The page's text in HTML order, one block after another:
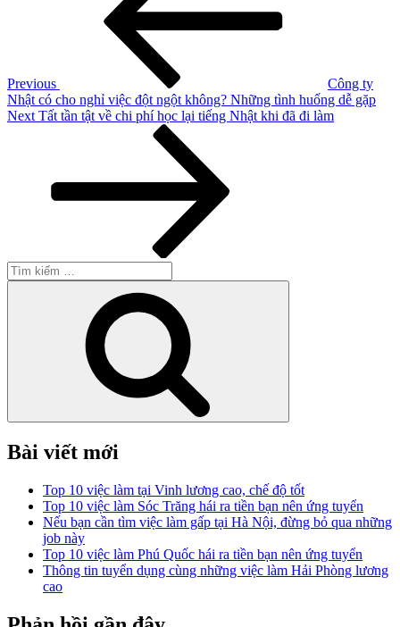
Previous
Công ty
Nhật có cho nghỉ việc đột ngột không? Những tình huống dễ gặp
Next
Next Tất tần tật về chi phí học lại tiếng Nhật khi đã đi làm
Tìm
kiếm:
Bài viết mới
Top 10 việc làm tại Vinh lương cao, chế độ tốt
Top 10 việc làm Sóc Trăng hái ra tiền bạn nên ứng tuyển
Nếu bạn cần tìm việc làm gấp tại Hà Nội, đừng bỏ qua những
job này
Top 10 việc làm Phú Quốc hái ra tiền bạn nên ứng tuyển
Thông tin tuyển dụng cùng những việc làm Hải Phòng lương
cao